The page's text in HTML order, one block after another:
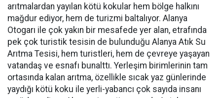
arıtmalardan yayılan kötü kokular hem bölge halkını
mağdur ediyor, hem de turizmi baltalıyor. Alanya
Otogarı ile çok yakın bir mesafede yer alan, etrafında
pek çok turistik tesisin de bulunduğu Alanya Atık Su
Arıtma Tesisi, hem turistleri, hem de çevreye yaşayan
vatandaş ve esnafı bunalttı. Yerleşim birimlerinin tam
ortasında kalan arıtma, özellikle sıcak yaz günlerinde
yaydığı kötü koku ile yerli-yabancı çok sayıda insanı